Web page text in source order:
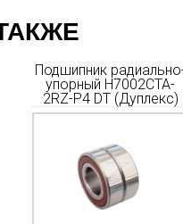
Подшипник
упорный H7002CTA-
2RZ-P4 DT (Дуплекс)